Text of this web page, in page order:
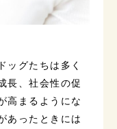
ッグたちは多く
長、社会性の促
高まるようにな
あったときには